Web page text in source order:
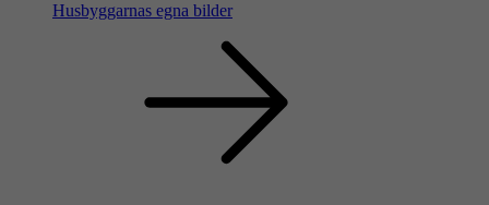
Husbyggarnas egna bilder